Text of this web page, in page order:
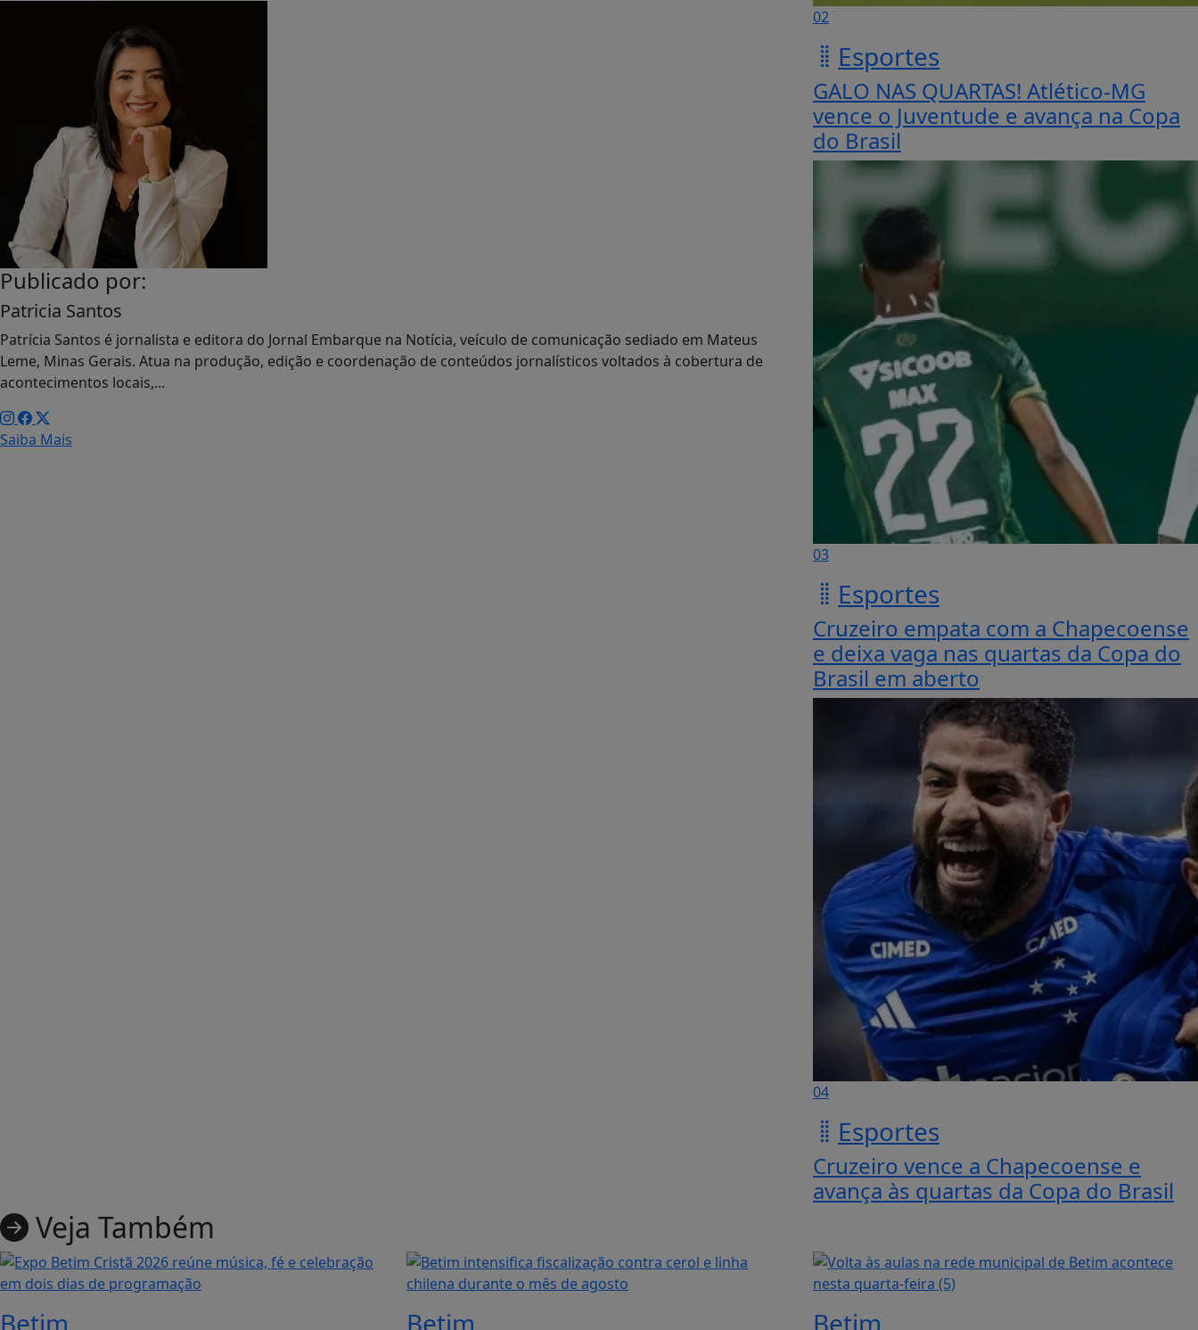
Publicado por:
Patricia Santos
Patrícia Santos é jornalista e editora do Jornal Embarque na Notícia, veículo de comunicação sediado em Mateus
Leme, Minas Gerais. Atua na produção, edição e coordenação de conteúdos jornalísticos voltados à cobertura de
acontecimentos locais,...
Saiba Mais
02
Esportes
GALO NAS QUARTAS! Atlético-MG
vence o Juventude e avança na Copa
do Brasil
03
Esportes
Cruzeiro empata com a Chapecoense
e deixa vaga nas quartas da Copa do
Brasil em aberto
04
Esportes
Cruzeiro vence a Chapecoense e
avança às quartas da Copa do Brasil
Veja Também
Betim Betim Betim